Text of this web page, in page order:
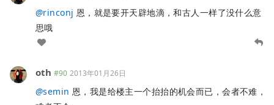
@rinconj 恩，就是要开天辟地滴，和古人一样了没什么意
思哦
oth #90 2013年01月26日
@semin 恩，我是给楼主一个抬抬的机会而已，会者不难，